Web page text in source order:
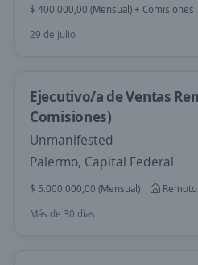
$ 400.000,00 (Mensual) + Comisiones
29 de julio
Ejecutivo/a de Ventas
Comisiones)
Unmanifested
Palermo, Capital Federal
$ 5.000.000,00 (Mensual)
Remoto
Más de 30 días